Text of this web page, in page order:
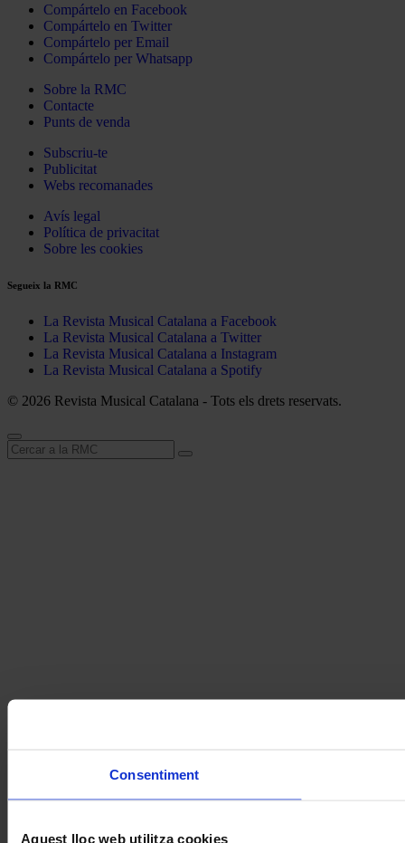
Consentiment
Aquest lloc web utilitza cookies
Compártelo en Facebook
Compártelo en Twitter
Compártelo per Email
Compártelo per Whatsapp
Sobre la RMC
Contacte
Punts de venda
Subscriu-te
Publicitat
Webs recomanades
Avís legal
Política de privacitat
Sobre les cookies
Segueix la RMC
La Revista Musical Catalana a Facebook
La Revista Musical Catalana a Twitter
La Revista Musical Catalana a Instagram
La Revista Musical Catalana a Spotify
© 2026 Revista Musical Catalana - Tots els drets reservats.
Cerca